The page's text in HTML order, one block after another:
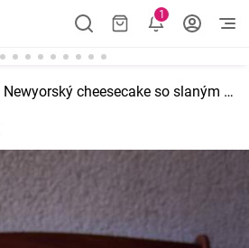
1
Newyorský cheesecake so slaným karamelom